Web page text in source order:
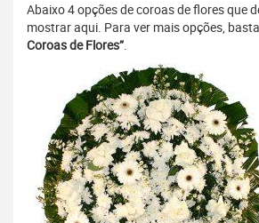
Abaixo 4 opções de coroas de flores que
mostrar aqui. Para ver mais opções,
Coroas de Flores”.